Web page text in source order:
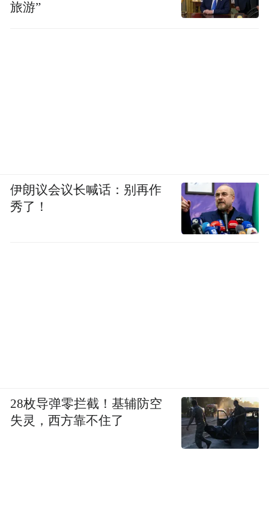
旅游”
伊朗议会议长喊话：别再作
秀了！
28枚导弹零拦截！基辅防空
失灵，西方靠不住了